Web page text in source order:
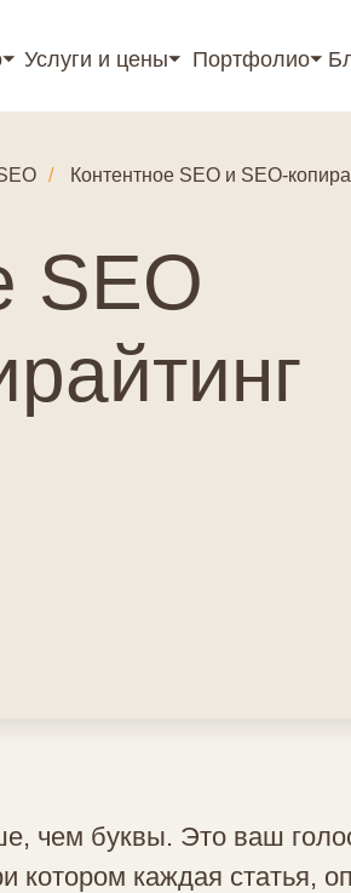
Услуги и цены⏷ Портфолио⏷
/ Контентное SEO и
SEO
чем буквы. Это ваш
котором каждая статья,